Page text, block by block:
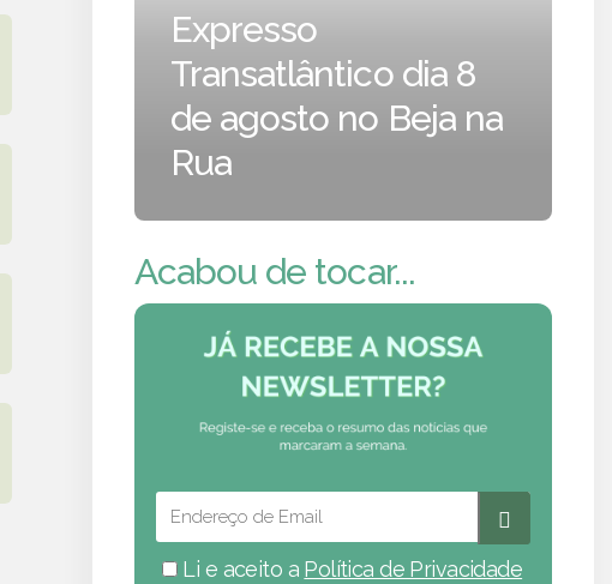
Expresso
Transatlântico dia 8
de agosto no Beja na
Rua
Acabou de tocar...
Li e aceito a Política de Privacidade